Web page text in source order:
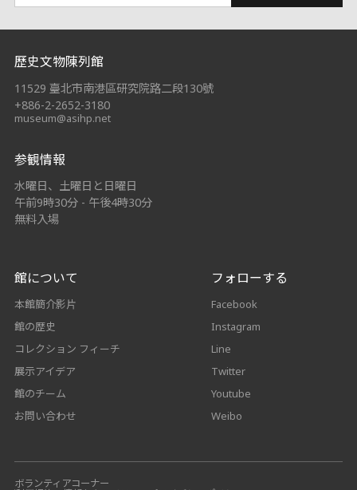
:::
歷史文物陳列館
11529 臺北市南港區研究院路二段130號
+886-2-2652-3180
museum@asihp.net
参観情報
水曜日、土曜日と日曜日
午前9時30分 - 午後4時30分
無料入場
館について
本館簡介影片
館の歴史
コレクション フィーチ
展示アイデア
館のチーム
お問い合わせ
フォローする
Facebook
Instagram
Line
Twitter
Youtube
Weibo
ボランティアコーナー